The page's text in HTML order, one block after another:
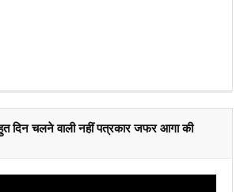
दिन चलने वाली नहीं पत्रकार जफर आगा की